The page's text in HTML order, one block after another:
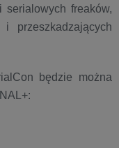
freaków,
przeszkadzających
będzie można